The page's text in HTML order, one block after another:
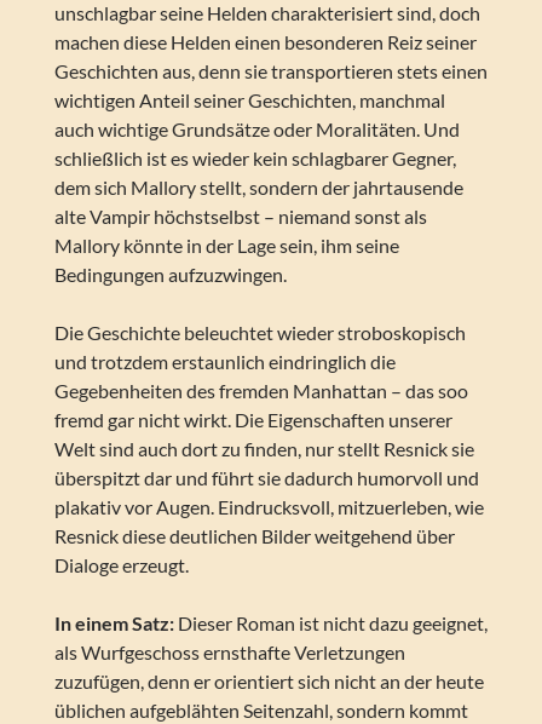
unschlagbar seine Helden charakterisiert sind, doch
machen diese Helden einen besonderen Reiz seiner
Geschichten aus, denn sie transportieren stets einen
wichtigen Anteil seiner Geschichten, manchmal
auch wichtige Grundsätze oder Moralitäten. Und
schließlich ist es wieder kein schlagbarer Gegner,
dem sich Mallory stellt, sondern der jahrtausende
alte Vampir höchstselbst – niemand sonst als
Mallory könnte in der Lage sein, ihm seine
Bedingungen aufzuzwingen.
Die Geschichte beleuchtet wieder stroboskopisch
und trotzdem erstaunlich eindringlich die
Gegebenheiten des fremden Manhattan – das soo
fremd gar nicht wirkt. Die Eigenschaften unserer
Welt sind auch dort zu finden, nur stellt Resnick sie
überspitzt dar und führt sie dadurch humorvoll und
plakativ vor Augen. Eindrucksvoll, mitzuerleben, wie
Resnick diese deutlichen Bilder weitgehend über
Dialoge erzeugt.
In einem Satz:Dieser Roman ist nicht dazu geeignet,
als Wurfgeschoss ernsthafte Verletzungen
zuzufügen, denn er orientiert sich nicht an der heute
üblichen aufgeblähten Seitenzahl, sondern kommt